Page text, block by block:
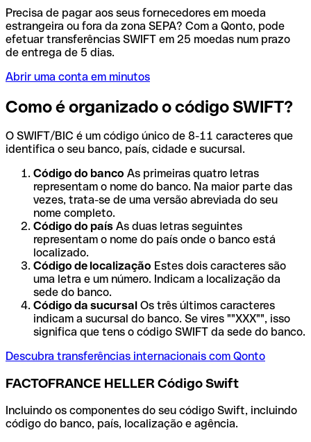
Precisa de pagar aos seus fornecedores em moeda
estrangeira ou fora da zona SEPA? Com a Qonto, pode
efetuar transferências SWIFT em 25 moedas num prazo
de entrega de 5 dias.
Abrir uma conta em minutos
Como é organizado o código SWIFT?
O SWIFT/BIC é um código único de 8-11 caracteres que
identifica o seu banco, país, cidade e sucursal.
Código do banco As primeiras quatro letras
representam o nome do banco. Na maior parte das
vezes, trata-se de uma versão abreviada do seu
nome completo.
Código do país As duas letras seguintes
representam o nome do país onde o banco está
localizado.
Código de localização Estes dois caracteres são
uma letra e um número. Indicam a localização da
sede do banco.
Código da sucursal Os três últimos caracteres
indicam a sucursal do banco. Se vires ""XXX"", isso
significa que tens o código SWIFT da sede do banco.
Descubra transferências internacionais com Qonto
FACTOFRANCE HELLER Código Swift
Incluindo os componentes do seu código Swift, incluindo
código do banco, país, localização e agência.